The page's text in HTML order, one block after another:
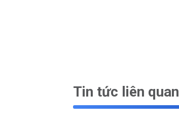
Tin tức liên quan